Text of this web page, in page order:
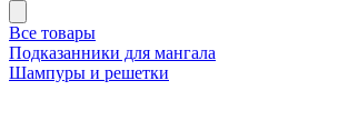
Все товары
Подказанники для мангала
Шампуры и решетки